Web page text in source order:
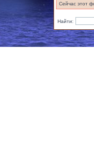
Сейчас этот
Найти: